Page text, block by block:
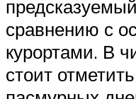
сравнению с
курортами. В
стоит